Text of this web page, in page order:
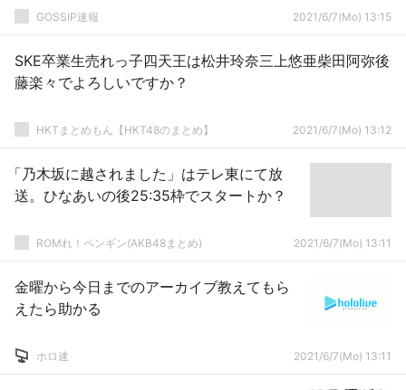
GOSSIP速報 2021/6/7(Mo) 13:15
SKE卒業生売れっ子四天王は松井玲奈三上悠亜柴田阿弥後
藤楽々でよろしいですか？
HKTまとめもん【HKT48のまとめ】 2021/6/7(Mo) 13:12
「乃木坂に越されました」はテレ東にて放
送。ひなあいの後25:35枠でスタートか？
ROMれ！ペンギン(AKB48まとめ) 2021/6/7(Mo) 13:11
金曜から今日までのアーカイブ教えてもら
えたら助かる
ホロ速 2021/6/7(Mo) 13:11